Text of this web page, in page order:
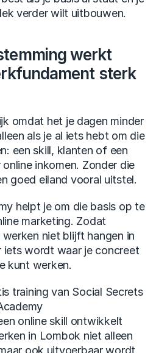
verder wilt uitbouwen.
werkt
sterk
omdat het je dagen minder
als je al iets hebt om die
een skill, klanten of een
inkomen. Zonder die
goed eiland vooral uitstel.
helpt je om die basis op te
marketing. Zodat
niet blijft hangen in
iets wordt waar je concreet
kunt werken.
training van Social Secrets
online skill ontwikkelt
in Lombok niet alleen
ook uitvoerbaar wordt.